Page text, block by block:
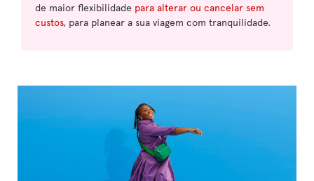
de maior flexibilidade para alterar ou cancelar sem
custos, para planear a sua viagem com tranquilidade.